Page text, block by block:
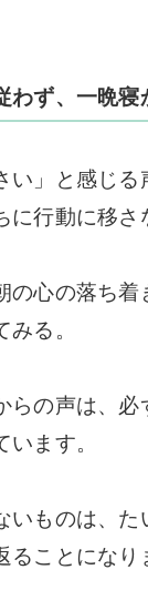
わず、一晩寝
い」と感じる
行動に移さ
心の落ち着
る。
の声は、必
ます。
いものは、た
ことになり